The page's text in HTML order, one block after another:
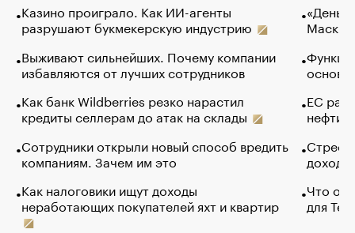
Казино проиграло. Как ИИ-агенты
разрушают букмекерскую индустрию
Выживают сильнейших. Почему компании
избавляются от лучших сотрудников
Как банк Wildberries резко нарастил
кредиты селлерам до атак на склады
Сотрудники открыли новый способ вредить
компаниям. Зачем им это
Как налоговики ищут доходы
неработающих покупателей яхт и квартир
Маск в
основ
ЕС
нефти
Что
для